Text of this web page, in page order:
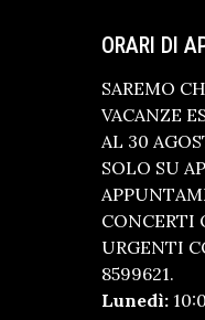
ORARI DI
SAREMO
VACANZE
AL 30
SOLO SU
CONCERTI
URGENTI
8599621.
Lunedì: